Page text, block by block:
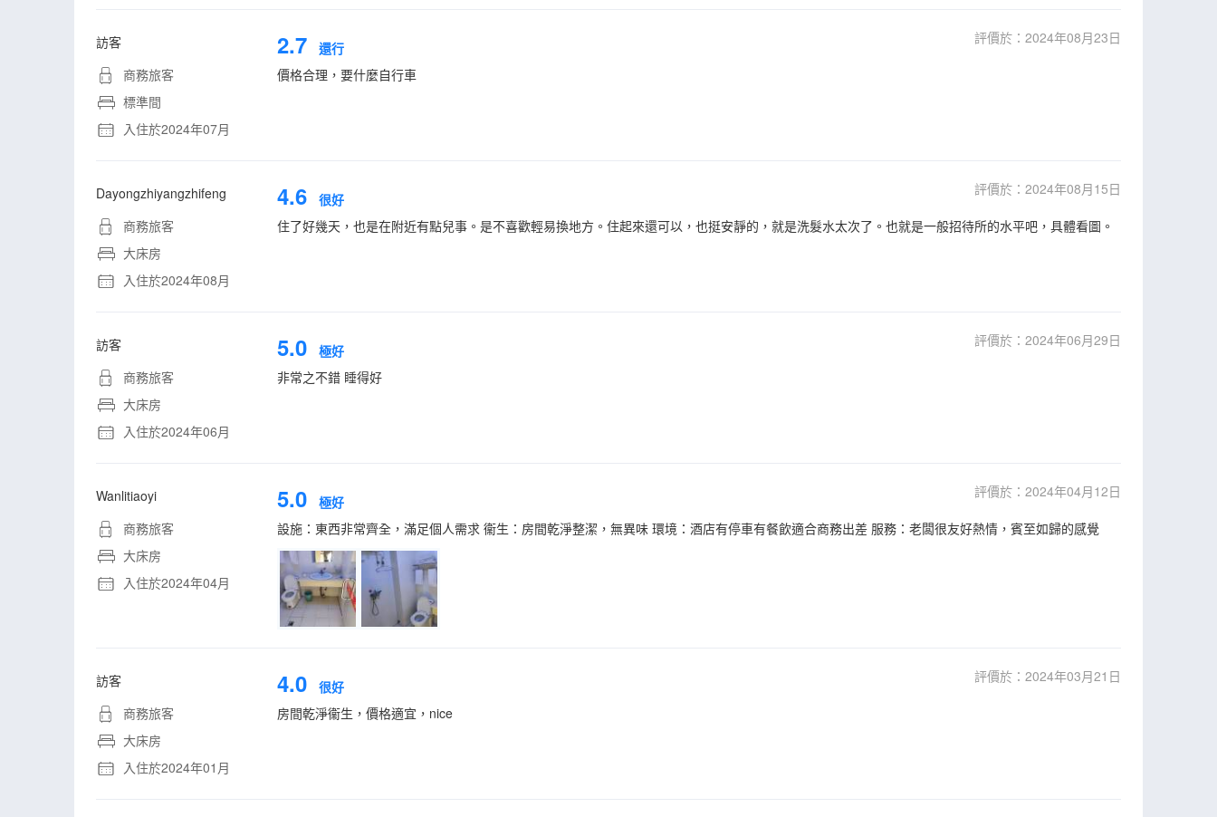
訪客
商務旅客
標準間
入住於2024年07月
2.7 還行
評價於：2024年08月23日
價格合理，要什麼自行車
Dayongzhiyangzhifeng
商務旅客
大床房
入住於2024年08月
4.6 很好
評價於：2024年08月15日
住了好幾天，也是在附近有點兒事。是不喜歡輕易換地方。住起來還可以，也挺安靜的，就是洗髮水太次了。也就是一般招待所的水平吧，具體看圖。
訪客
商務旅客
大床房
入住於2024年06月
5.0 極好
評價於：2024年06月29日
非常之不錯 睡得好
Wanlitiaoyi
商務旅客
大床房
入住於2024年04月
5.0 極好
評價於：2024年04月12日
設施：東西非常齊全，滿足個人需求 衞生：房間乾淨整潔，無異味 環境：酒店有停車有餐飲適合商務出差 服務：老闆很友好熱情，賓至如歸的感覺
訪客
商務旅客
大床房
入住於2024年01月
4.0 很好
評價於：2024年03月21日
房間乾淨衞生，價格適宜，nice